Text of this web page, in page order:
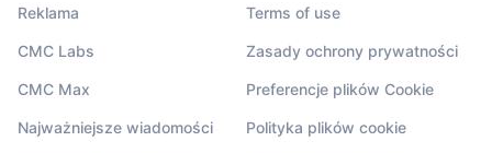
Reklama
CMC Labs
CMC Max
Najważniejsze wiadomości
Terms of use
Zasady ochrony prywatności
Preferencje plików Cookie
Polityka plików cookie